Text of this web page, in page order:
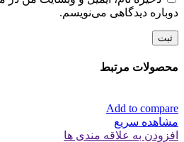
دوباره دیدگاهی می‌نویسم.
محصولات مرتبط
Add to compare
مشاهده سریع
افزودن به علاقه مندی ها